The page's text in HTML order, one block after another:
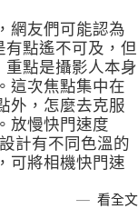
網友們可能認為
點遙不可及，但
點是攝影人本身
這次焦點集中在
外，怎麼去克服
放慢快門速度
計有不同色溫的
可將相機快門速
看全文